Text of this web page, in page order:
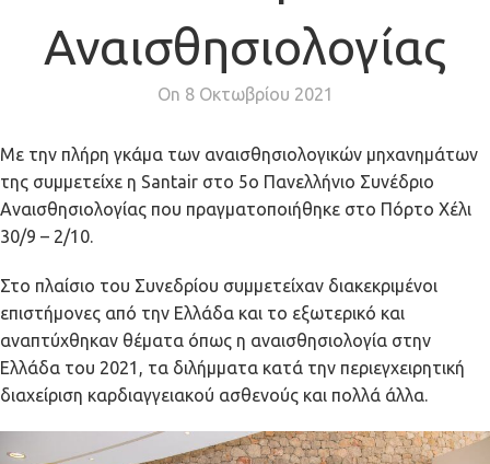
Αναισθησιολογίας
On 8 Οκτωβρίου 2021
Mε την πλήρη γκάμα των αναισθησιολογικών μηχανημάτων
της συμμετείχε η Santair στο 5ο Πανελλήνιο Συνέδριο
Αναισθησιολογίας που πραγματοποιήθηκε στο Πόρτο Χέλι
30/9 – 2/10.
Στο πλαίσιο του Συνεδρίου συμμετείχαν διακεκριμένοι
επιστήμονες από την Ελλάδα και το εξωτερικό και
αναπτύχθηκαν θέματα όπως η αναισθησιολογία στην
Ελλάδα του 2021, τα διλήμματα κατά την περιεγχειρητική
διαχείριση καρδιαγγειακού ασθενούς και πολλά άλλα.